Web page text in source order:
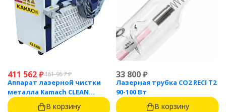
411 562₽461 957₽
Аппарат лазерной чистки
металла Kamach CLEAN
1500BW
В корзину
33 800₽
Лазерная трубка CO2 RECI T2
90-100 Вт
В корзину